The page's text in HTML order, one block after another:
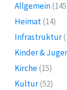
Allgemein
Heimat(14)
Infrastruktur
Kinder &
Kirche(15)
Kultur(52)